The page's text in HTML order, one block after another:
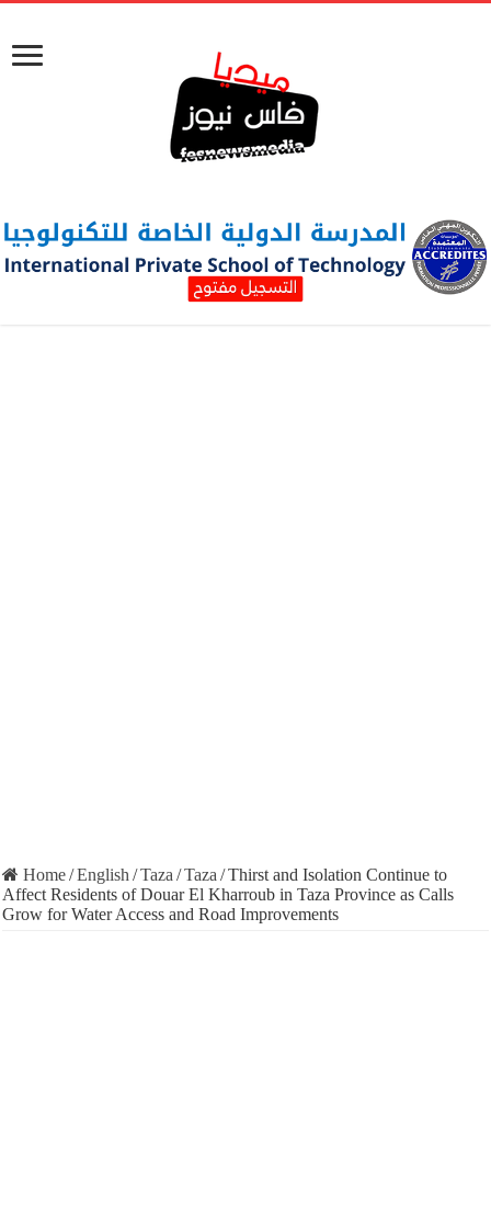
Home/English /Taza /Taza /Thirst and Isolation Continue to
Affect Residents of Douar El Kharroub in Taza Province as Calls
Grow for Water Access and Road Improvements